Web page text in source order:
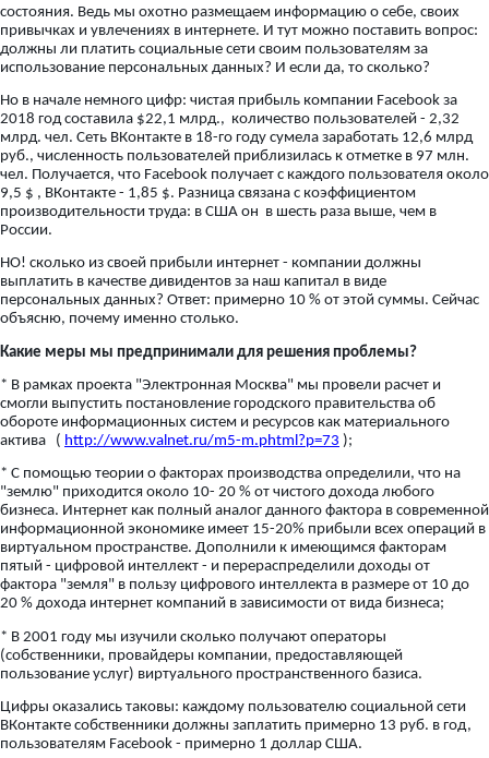
состояния. Ведь мы охотно размещаем информацию о себе, своих
привычках и увлечениях в интернете. И тут можно поставить вопрос:
должны ли платить социальные сети своим пользователям за
использование персональных данных? И если да, то сколько?
Но в начале немного цифр: чистая прибыль компании Facebook за
2018 год составила $22,1 млрд., количество пользователей - 2,32
млрд. чел. Сеть ВКонтакте в 18-го году сумела заработать 12,6 млрд
руб., численность пользователей приблизилась к отметке в 97 млн.
чел. Получается, что Facebook получает с каждого пользователя около
9,5 $ , ВКонтакте - 1,85 $. Разница связана с коэффициентом
производительности труда: в США он в шесть раза выше, чем в
России.
НО! сколько из своей прибыли интернет - компании должны
выплатить в качестве дивидентов за наш капитал в виде
персональных данных? Ответ: примерно 10 % от этой суммы. Сейчас
объясню, почему именно столько.
Какие меры мы предпринимали для решения проблемы?
* В рамках проекта "Электронная Москва" мы провели расчет и
смогли выпустить постановление городского правительства об
обороте информационных систем и ресурсов как материального
актива ( http://www.valnet.ru/m5-m.phtml?p=73 );
* С помощью теории о факторах производства определили, что на
"землю" приходится около 10- 20 % от чистого дохода любого
бизнеса. Интернет как полный аналог данного фактора в современной
информационной экономике имеет 15-20% прибыли всех операций в
виртуальном пространстве. Дополнили к имеющимся факторам
пятый - цифровой интеллект - и перераспределили доходы от
фактора "земля" в пользу цифрового интеллекта в размере от 10 до
20 % дохода интернет компаний в зависимости от вида бизнеса;
* В 2001 году мы изучили сколько получают операторы
(собственники, провайдеры компании, предоставляющей
пользование услуг) виртуального пространственного базиса.
Цифры оказались таковы: каждому пользователю социальной сети
ВКонтакте собственники должны заплатить примерно 13 руб. в год,
пользователям Facebook - примерно 1 доллар США.